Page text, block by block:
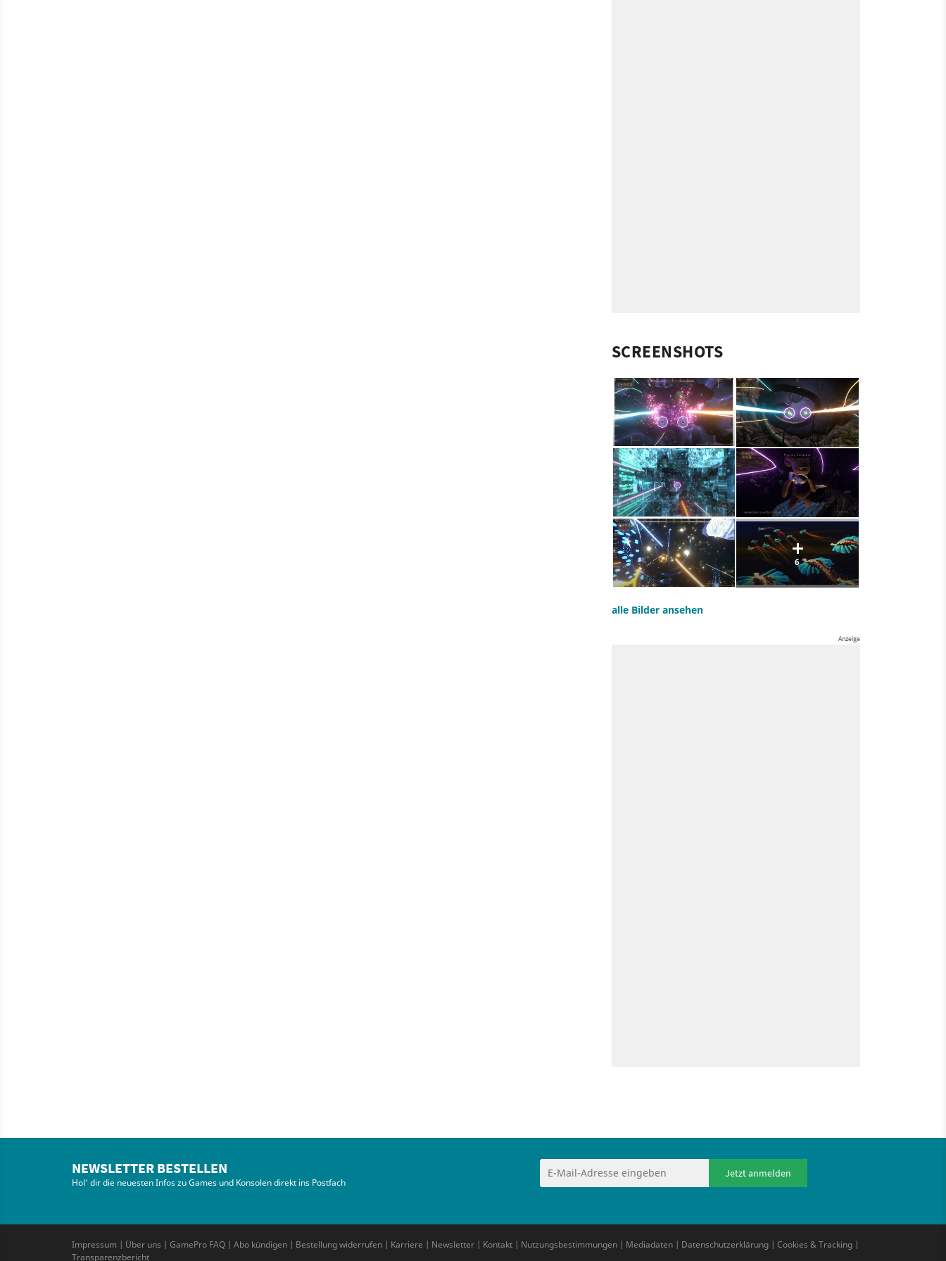
SCREENSHOTS
6
alle Bilder ansehen
NEWSLETTER BESTELLEN
Hol' dir die neuesten Infos zu Games und Konsolen direkt ins Postfach
Jetzt anmelden
Impressum | Über uns | GamePro FAQ | Abo kündigen | Bestellung widerrufen | Karriere | Newsletter | Kontakt | Nutzungsbestimmungen | Mediadaten | Datenschutzerklärung | Cookies & Tracking |
Transparenzbericht